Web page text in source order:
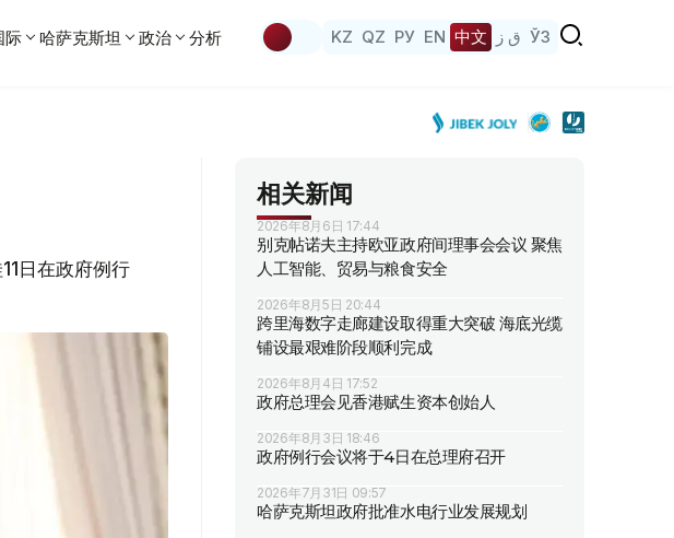
际 哈萨克斯坦 政治 分析 KZ QZ РУ EN 中文 ق ز ЎЗ
日在政府例行
相关新闻
2026年8月6日 17:44
别克帖诺夫主持欧亚政府间理事会会议 聚焦
人工智能、贸易与粮食安全
2026年8月5日 20:44
跨里海数字走廊建设取得重大突破 海底光缆
铺设最艰难阶段顺利完成
2026年8月4日 17:52
政府总理会见香港赋生资本创始人
2026年8月3日 18:46
政府例行会议将于4日在总理府召开
2026年7月31日 09:57
哈萨克斯坦政府批准水电行业发展规划